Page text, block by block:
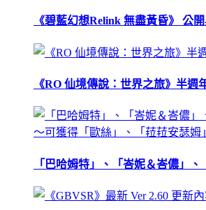
《碧藍幻想Relink 無盡黃昏》 公
《RO 仙境傳說：世界之旅》半
「巴哈姆特」、「峇妮＆峇儂」